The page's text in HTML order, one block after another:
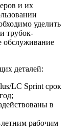
и их
уделить
трубок-
обслуживание
деталей:
LC Sprint срок
в
рабочим